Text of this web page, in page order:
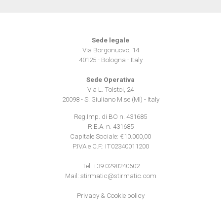
analizzare il nostro traffico. Condividiamo inoltre
informazioni sul modo in cui utilizza il nostro sito con i
pubblicità e social media, i quali potrebbero combinarle
con altre informazioni che ha fornito loro o che hanno
raccolto dal suo utilizzo dei loro servizi.
Sede legale
Via Borgonuovo, 14
40125 - Bologna - Italy
Sede Operativa
Via L. Tolstoi, 24
20098 - S. Giuliano M.se (MI) - Italy
Reg.Imp. di BO n. 431685
R.E.A. n. 431685
Capitale Sociale: €10.000,00
P.IVA e C.F.: IT02340011200
Tel: +39 0298240602
Mail: stirmatic@stirmatic.com
Privacy& Cookie policy